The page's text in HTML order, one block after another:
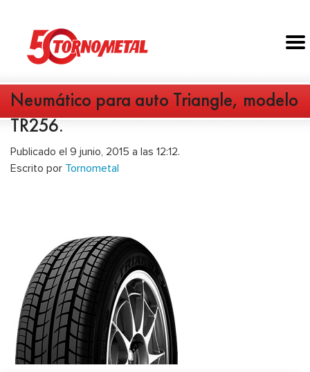
Neumático para auto Triangle, modelo
TR256.
Publicado el 9 junio, 2015 a las 12:12.
Escrito por Tornometal